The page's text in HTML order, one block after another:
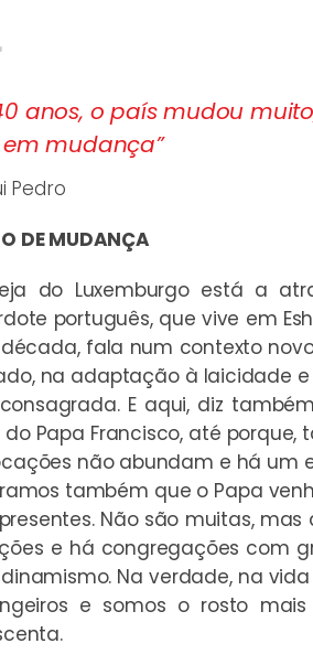
anos, o país mudou
mudança”
Pedro
DE MUDANÇA
do Luxemburgo está a
português, que vive em
fala num contexto
na adaptação à laicidade
E aqui, diz
Papa Francisco, até
não abundam e há um
também que o Papa
Não são muitas,
e há congregações com
Na verdade, na
e somos o rosto